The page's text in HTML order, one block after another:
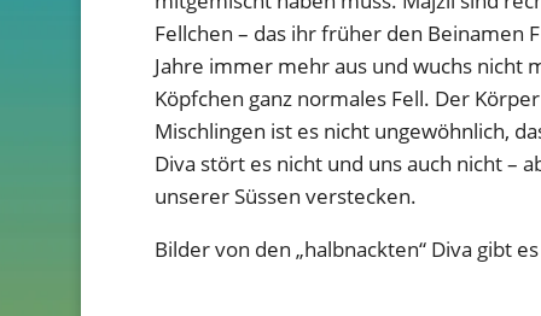
Fellchen – das ihr früher den Beinamen
Jahre immer mehr aus und wuchs nicht
Köpfchen ganz normales Fell. Der
Mischlingen ist es nicht ungewöhnlich,
Diva stört es nicht und uns auch nicht –
unserer Süssen verstecken.
Bilder von den „halbnackten“ Diva gibt